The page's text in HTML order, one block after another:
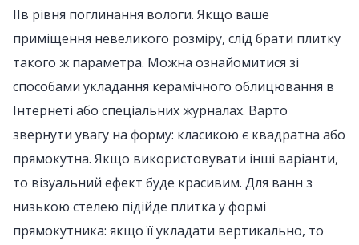
IIв рівня поглинання вологи. Якщо ваше
приміщення невеликого розміру, слід брати плитку
такого ж параметра. Можна ознайомитися зі
способами укладання керамічного облицювання в
Інтернеті або спеціальних журналах. Варто
звернути увагу на форму: класикою є квадратна або
прямокутна. Якщо використовувати інші варіанти,
то візуальний ефект буде красивим. Для ванн з
низькою стелею підійде плитка у формі
прямокутника: якщо її укладати вертикально, то